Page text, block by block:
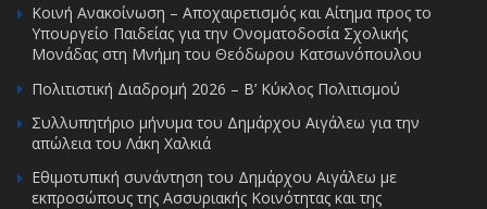
Κοινή Ανακοίνωση – Αποχαιρετισμός και Αίτημα προς το
Υπουργείο Παιδείας για την Ονοματοδοσία Σχολικής
Μονάδας στη Μνήμη του Θεόδωρου Κατσωνόπουλου
Πολιτιστική Διαδρομή 2026 – Β’ Κύκλος Πολιτισμού
Συλλυπητήριο μήνυμα του Δημάρχου Αιγάλεω για την
απώλεια του Λάκη Χαλκιά
Εθιμοτυπική συνάντηση του Δημάρχου Αιγάλεω με
εκπροσώπους της Ασσυριακής Κοινότητας και της